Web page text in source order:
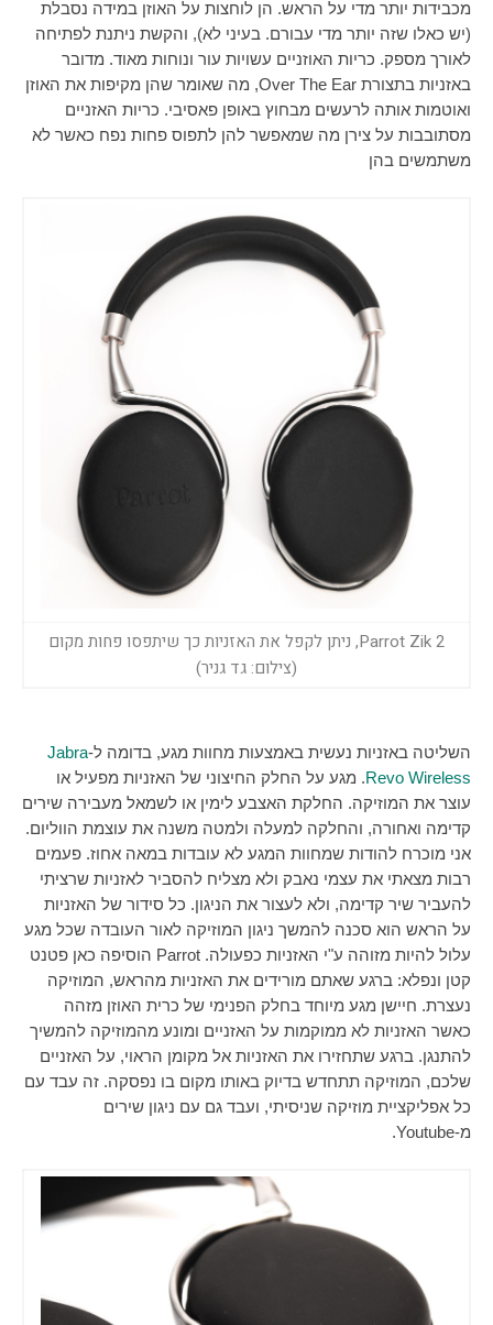
מכבידות יותר מדי על הראש. הן לוחצות על האוזן במידה נסבלת
(יש כאלו שזה יותר מדי עבורם. בעיני לא), והקשת ניתנת לפתיחה
לאורך מספק. כריות האוזניים עשויות עור ונוחות מאוד. מדובר
באזניות בתצורת Over The Ear, מה שאומר שהן מקיפות את האוזן
ואוטמות אותה לרעשים מבחוץ באופן פאסיבי. כריות האזניים
מסתובבות על צירן מה שמאפשר להן לתפוס פחות נפח כאשר לא
משתמשים בהן
Parrot Zik 2, ניתן לקפל את האזניות כך שיתפסו פחות מקום
(צילום: גד גניר)
השליטה באזניות נעשית באמצעות מחוות מגע, בדומה ל-Jabra
Revo Wireless. מגע על החלק החיצוני של האזניות מפעיל או
עוצר את המוזיקה. החלקת האצבע לימין או לשמאל מעבירה שירים
קדימה ואחורה, והחלקה למעלה ולמטה משנה את עוצמת הווליום.
אני מוכרח להודות שמחוות המגע לא עובדות במאה אחוז. פעמים
רבות מצאתי את עצמי נאבק ולא מצליח להסביר לאזניות שרציתי
להעביר שיר קדימה, ולא לעצור את הניגון. כל סידור של האזניות
על הראש הוא סכנה להמשך ניגון המוזיקה לאור העובדה שכל מגע
עלול להיות מזוהה ע"י האזניות כפעולה. Parrot הוסיפה כאן פטנט
קטן ונפלא: ברגע שאתם מורידים את האזניות מהראש, המוזיקה
נעצרת. חיישן מגע מיוחד בחלק הפנימי של כרית האוזן מזהה
כאשר האזניות לא ממוקמות על האזניים ומונע מהמוזיקה להמשיך
להתנגן. ברגע שתחזירו את האזניות אל מקומן הראוי, על האזניים
שלכם, המוזיקה תתחדש בדיוק באותו מקום בו נפסקה. זה עבד עם
כל אפליקציית מוזיקה שניסיתי, ועבד גם עם ניגון שירים
מ-Youtube
.